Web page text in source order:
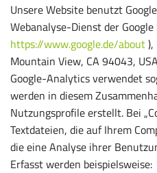
Unsere Website benutzt
Webanalyse-Dienst der Google
https://www.google.de/about
Mountain View, CA 94043,
Google-Analytics verwendet
werden in diesem
Nutzungsprofile erstellt. Bei
Textdateien, die auf Ihrem
die eine Analyse ihrer
Erfasst werden beispielsweise: